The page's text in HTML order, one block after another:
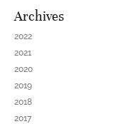
Archives
2022
2021
2020
2019
2018
2017